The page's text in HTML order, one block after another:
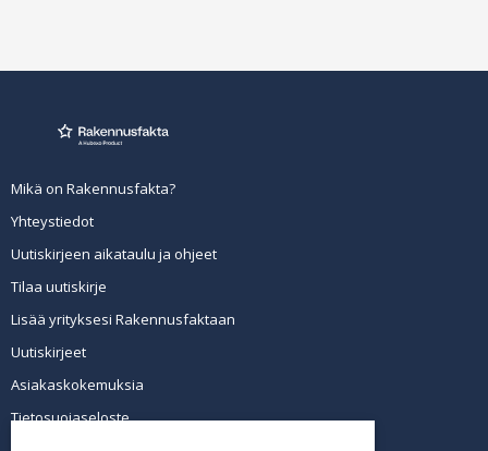
Mikä on Rakennusfakta?
Yhteystiedot
Uutiskirjeen aikataulu ja ohjeet
Tilaa uutiskirje
Lisää yrityksesi Rakennusfaktaan
Uutiskirjeet
Asiakaskokemuksia
Tietosuojaseloste